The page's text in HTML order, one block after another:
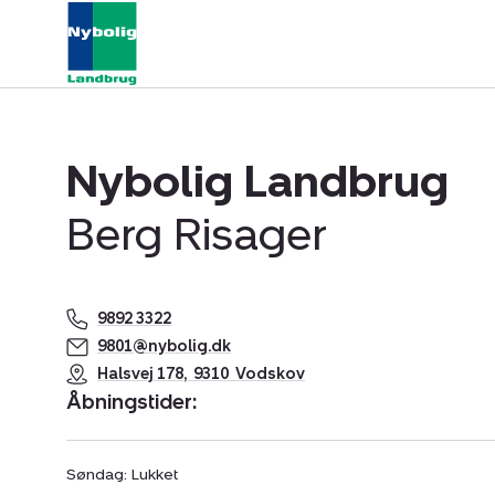
Nybolig Landbrug
Berg Risager
9892 3322
9801@nybolig.dk
Halsvej 178, 9310 Vodskov
Åbningstider:
Søndag: Lukket